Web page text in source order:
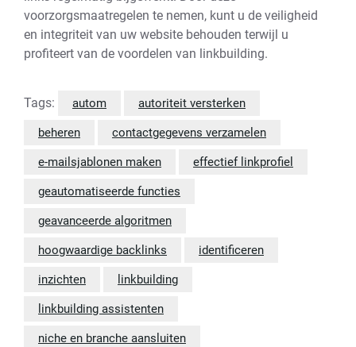
voorzorgsmaatregelen te nemen, kunt u de veiligheid
en integriteit van uw website behouden terwijl u
profiteert van de voordelen van linkbuilding.
Tags: autom autoriteit versterken
beheren contactgegevens verzamelen
e-mailsjablonen maken effectief linkprofiel
geautomatiseerde functies
geavanceerde algoritmen
hoogwaardige backlinks identificeren
inzichten linkbuilding
linkbuilding assistenten
niche en branche aansluiten